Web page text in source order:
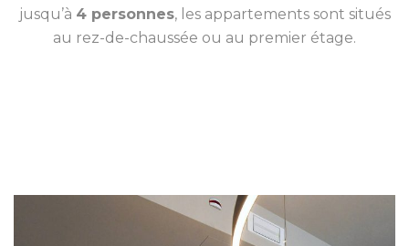
jusqu’à 4 personnes, les appartements sont situés
au rez-de-chaussée ou au premier étage.